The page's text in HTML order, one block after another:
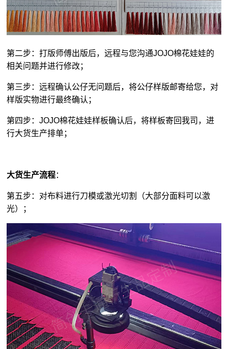
第二步：打版师傅出版后，远程与您沟通JOJO棉花娃娃的
相关问题并进行修改；
第三步：远程确认公仔无问题后，将公仔样版邮寄给您，对
样版实物进行最终确认；
第四步：JOJO棉花娃娃样板确认后，将样板寄回我司，进
行大货生产排单；
大货生产流程：
第五步：对布料进行刀模或激光切割（大部分面料可以激
光）；